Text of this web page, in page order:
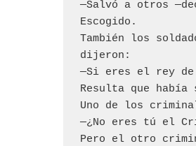
Hit enter to search or
—Salvó a otros
Escogido.
También los
dijeron:
—Si eres el rey
Resulta que
Uno de los
—¿No eres tú el
Pero el otro